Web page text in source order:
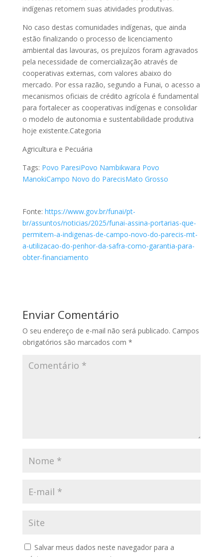
indígenas retomem suas atividades produtivas.
No caso destas comunidades indígenas, que ainda
estão finalizando o processo de licenciamento
ambiental das lavouras, os prejuízos foram agravados
pela necessidade de comercialização através de
cooperativas externas, com valores abaixo do
mercado. Por essa razão, segundo a Funai, o acesso a
mecanismos oficiais de crédito agrícola é fundamental
para fortalecer as cooperativas indígenas e consolidar
o modelo de autonomia e sustentabilidade produtiva
hoje existente.Categoria
Agricultura e Pecuária
Tags: Povo ParesiPovo Nambikwara Povo
ManokiCampo Novo do ParecisMato Grosso
Fonte: https://www.gov.br/funai/pt-
br/assuntos/noticias/2025/funai-assina-portarias-que-
permitem-a-indigenas-de-campo-novo-do-parecis-mt-
a-utilizacao-do-penhor-da-safra-como-garantia-para-
obter-financiamento
Enviar Comentário
O seu endereço de e-mail não será publicado. Campos
obrigatórios são marcados com *
Salvar meus dados neste navegador para a